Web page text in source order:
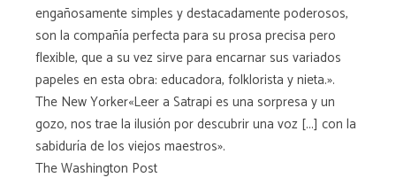
engañosamente simples y destacadamente poderosos,
son la compañía perfecta para su prosa precisa pero
flexible, que a su vez sirve para encarnar sus variados
papeles en esta obra: educadora, folklorista y nieta.».
The New Yorker«Leer a Satrapi es una sorpresa y un
gozo, nos trae la ilusión por descubrir una voz [...] con la
sabiduría de los viejos maestros».
The Washington Post